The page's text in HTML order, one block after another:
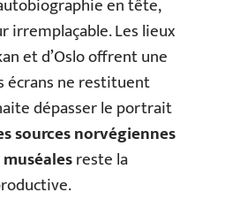
en tête,
irremplaçable. Les lieux
et d’Oslo offrent une
écrans ne restituent
dépasser le portrait
sources norvégiennes
reste la